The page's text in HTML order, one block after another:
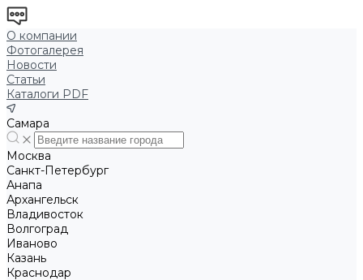
О компании
Фотогалерея
Новости
Статьи
Каталоги PDF
Самара
Москва
Санкт-Петербург
Анапа
Архангельск
Владивосток
Волгоград
Иваново
Казань
Краснодар